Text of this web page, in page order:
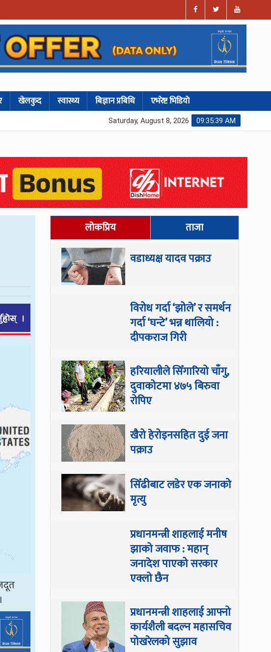
खेलकुद स्वास्थ्य बिज्ञान प्रबिधि एभरेष्ट भिडियो
09:35:40 AM
Saturday, August 8, 2026
लोकप्रिय ताजा
वडाध्यक्ष यादव पक्राउ
विरोध गर्दा ‘झोले’ र समर्थन
गर्दा ‘घन्टे’ भन्न थालियो :
दीपकराज गिरी
हरियालीले सिँगारियो चाँगु,
दुवाकोटमा ४७५ बिरुवा
रोपिए
खैरो हेरोइनसहित दुई जना
पक्राउ
सिँढीबाट लडेर एक जनाको
मृत्यु
प्रधानमन्त्री शाहलाई मनीष
झाको जवाफ : महान्
जनादेश पाएको सरकार
एक्लो छैन
प्रधानमन्त्री शाहलाई आफ्नो
कार्यशैली बदल्न महासचिव
पोखरेलको सुझाव